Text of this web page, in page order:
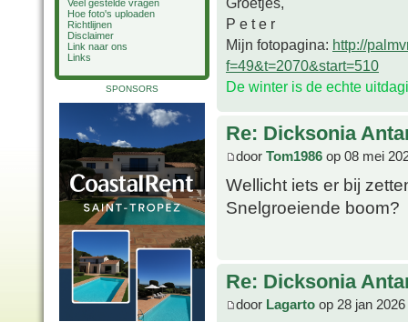
Veel gestelde vragen
Hoe foto's uploaden
Richtlijnen
Disclaimer
Link naar ons
Links
SPONSORS
P e t e r
Mijn fotopagina: http://
f=49&t=2070&start=510
De winter is de echte
Re: Dicksonia
door Tom1986 op 08 mei
Wellicht iets er bij
Snelgroeiende boom?
Re: Dicksonia
door Lagarto op 28 jan